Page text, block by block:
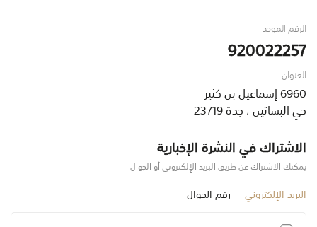
الرقم الموحد
920022257
العنوان
6960 إسماعيل بن كثير
حي البساتين ، جدة 23719
الاشتراك في النشرة الإخبارية
يمكنك الاشتراك عن طريق البريد الإلكتروني أو الجوال
البريد الإلكتروني رقم الجوال